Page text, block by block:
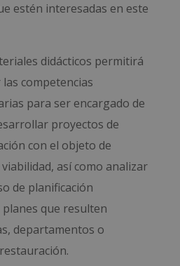
estén interesadas en este
didácticos permitirá
competencias
para ser encargado de
proyectos de
con el objeto de
así como analizar
de planificación
que resulten
departamentos o